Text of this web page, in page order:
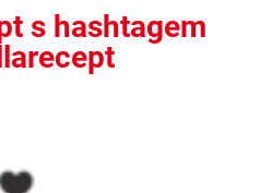
s hashtagem